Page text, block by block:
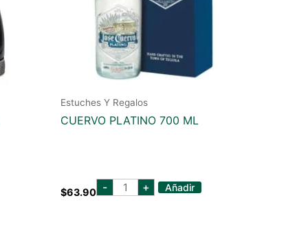
Estuches Y Regalos
CUERVO PLATINO 700 ML
$63.90 - cuervo
platino
+ Añadir